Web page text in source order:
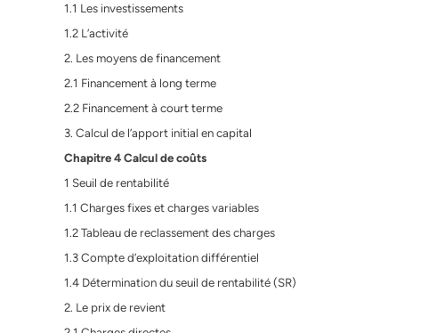
1.1 Les investissements
1.2 L’activité
2. Les moyens de financement
2.1 Financement à long terme
2.2 Financement à court terme
3. Calcul de l’apport initial en capital
Chapitre 4 Calcul de coûts
1 Seuil de rentabilité
1.1 Charges fixes et charges variables
1.2 Tableau de reclassement des charges
1.3 Compte d’exploitation différentiel
1.4 Détermination du seuil de rentabilité (SR)
2. Le prix de revient